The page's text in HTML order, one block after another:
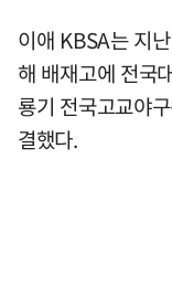
이애 KBSA는 지
해 배재고에 전국
룡기 전국고교야
결했다.